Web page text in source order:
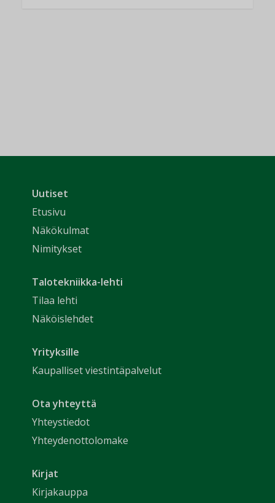
Uutiset
Etusivu
Näkökulmat
Nimitykset
Talotekniikka-lehti
Tilaa lehti
Näköislehdet
Yrityksille
Kaupalliset viestintäpalvelut
Ota yhteyttä
Yhteystiedot
Yhteydenottolomake
Kirjat
Kirjakauppa